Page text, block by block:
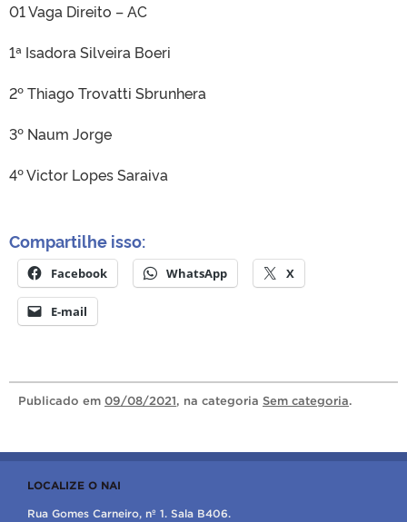
01 Vaga Direito – AC
1ª Isadora Silveira Boeri
2º Thiago Trovatti Sbrunhera
3º Naum Jorge
4º Victor Lopes Saraiva
Compartilhe isso:
Facebook WhatsApp X
E-mail
Publicado em 09/08/2021, na categoria Sem categoria.
LOCALIZE O NAI
Rua Gomes Carneiro, nº 1. Sala B406.